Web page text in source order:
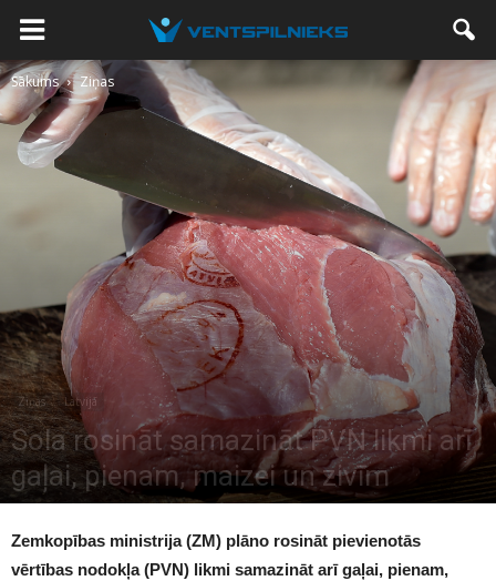
Sākums Ziņas
Ziņas Latvijā
Sola rosināt samazināt PVN likmi arī
gaļai, pienam, maizei un zivīm
Zemkopības ministrija (ZM) plāno rosināt pievienotās
vērtības nodokļa (PVN) likmi samazināt arī gaļai, pienam,